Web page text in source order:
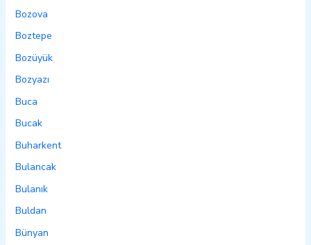
Bozova
Boztepe
Bozüyük
Bozyazı
Buca
Bucak
Buharkent
Bulancak
Bulanık
Buldan
Bünyan